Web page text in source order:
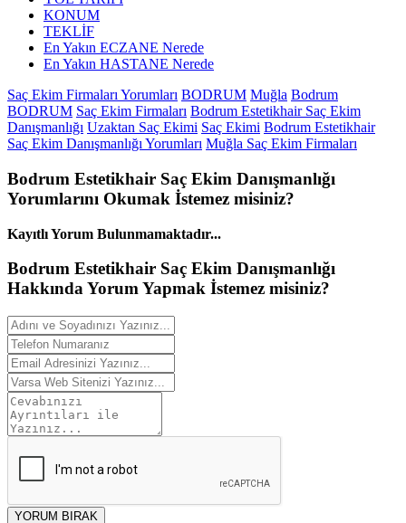
KONUM
TEKLİF
En Yakın ECZANE Nerede
En Yakın HASTANE Nerede
Saç Ekim Firmaları Yorumları BODRUM Muğla Bodrum
BODRUM Saç Ekim Firmaları Bodrum Estetikhair Saç Ekim
Danışmanlığı Uzaktan Saç Ekimi Saç Ekimi Bodrum Estetikhair
Saç Ekim Danışmanlığı Yorumları Muğla Saç Ekim Firmaları
Bodrum Estetikhair Saç Ekim Danışmanlığı
Yorumlarını Okumak İstemez misiniz?
Kayıtlı Yorum Bulunmamaktadır...
Bodrum Estetikhair Saç Ekim Danışmanlığı
HakkındaYorumYapmak İstemez misiniz?
YORUM BIRAK